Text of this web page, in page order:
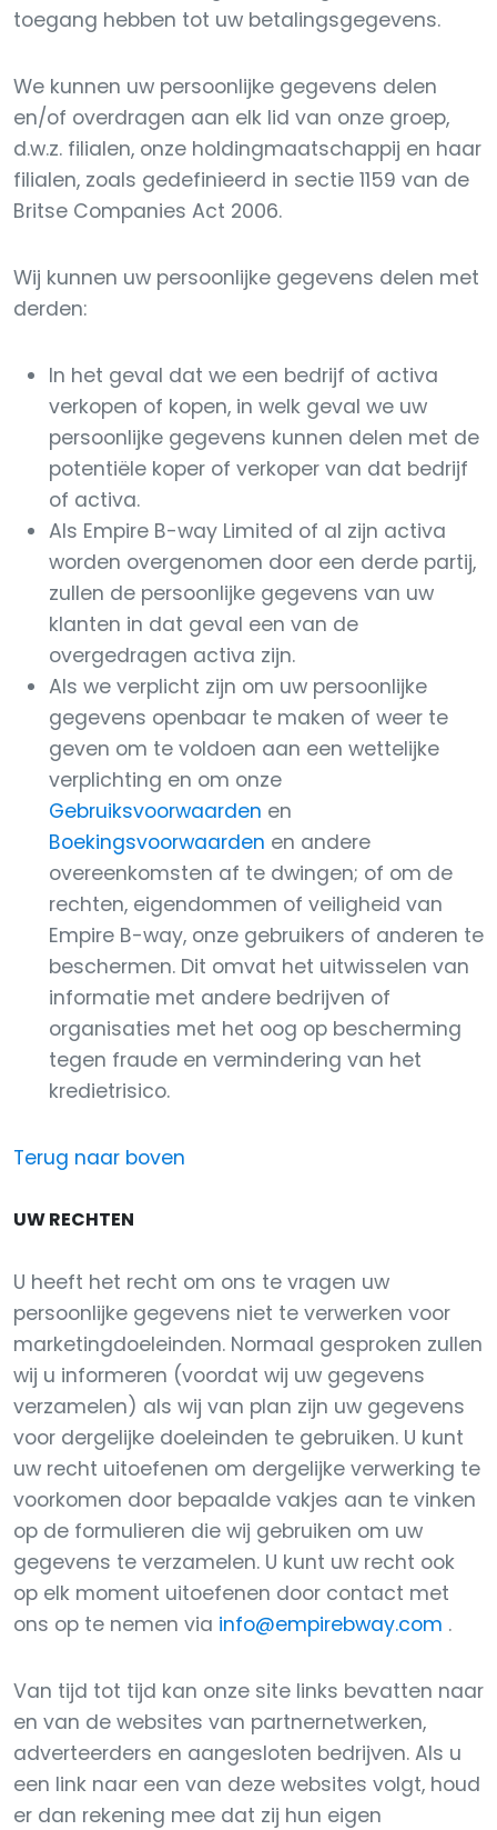
toegang hebben tot uw betalingsgegevens.
We kunnen uw persoonlijke gegevens delen
en/of overdragen aan elk lid van onze groep,
d.w.z. filialen, onze holdingmaatschappij en haar
filialen, zoals gedefinieerd in sectie 1159 van de
Britse Companies Act 2006.
Wij kunnen uw persoonlijke gegevens delen met
derden:
In het geval dat we een bedrijf of activa
verkopen of kopen, in welk geval we uw
persoonlijke gegevens kunnen delen met de
potentiële koper of verkoper van dat bedrijf
of activa.
Als Empire B-way Limited of al zijn activa
worden overgenomen door een derde partij,
zullen de persoonlijke gegevens van uw
klanten in dat geval een van de
overgedragen activa zijn.
Als we verplicht zijn om uw persoonlijke
gegevens openbaar te maken of weer te
geven om te voldoen aan een wettelijke
verplichting en om onze
Gebruiksvoorwaarden en
Boekingsvoorwaarden en andere
overeenkomsten af te dwingen; of om de
rechten, eigendommen of veiligheid van
Empire B-way, onze gebruikers of anderen te
beschermen. Dit omvat het uitwisselen van
informatie met andere bedrijven of
organisaties met het oog op bescherming
tegen fraude en vermindering van het
kredietrisico.
Terug naar boven
UW RECHTEN
U heeft het recht om ons te vragen uw
persoonlijke gegevens niet te verwerken voor
marketingdoeleinden. Normaal gesproken zullen
wij u informeren (voordat wij uw gegevens
verzamelen) als wij van plan zijn uw gegevens
voor dergelijke doeleinden te gebruiken. U kunt
uw recht uitoefenen om dergelijke verwerking te
voorkomen door bepaalde vakjes aan te vinken
op de formulieren die wij gebruiken om uw
gegevens te verzamelen. U kunt uw recht ook
op elk moment uitoefenen door contact met
ons op te nemen via info@empirebway.com .
Van tijd tot tijd kan onze site links bevatten naar
en van de websites van partnernetwerken,
adverteerders en aangesloten bedrijven. Als u
een link naar een van deze websites volgt, houd
er dan rekening mee dat zij hun eigen